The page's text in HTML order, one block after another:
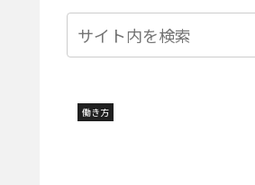
働き方